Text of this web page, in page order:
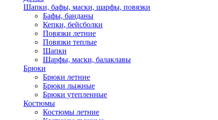
Шапки, бафы, маски, шарфы, повязки
Бафы, банданы
Кепки, бейсболки
Повязки летние
Повязки теплые
Шапки
Шарфы, маски, балаклавы
Брюки
Брюки летние
Брюки лыжные
Брюки утепленные
Костюмы
Костюмы летние